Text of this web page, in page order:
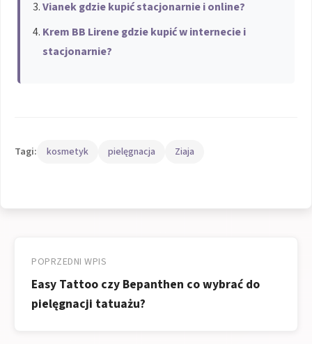
Vianek gdzie kupić stacjonarnie i online?
Krem BB Lirene gdzie kupić w internecie i
stacjonarnie?
Tagi: kosmetyk pielęgnacja Ziaja
wpisu
POPRZEDNI WPIS
Easy Tattoo czy Bepanthen co wybrać do
pielęgnacji tatuażu?